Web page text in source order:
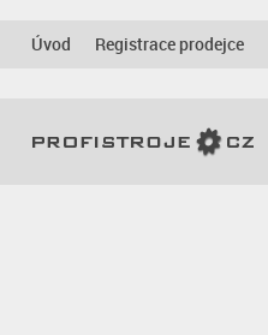
Úvod Registrace prodejce